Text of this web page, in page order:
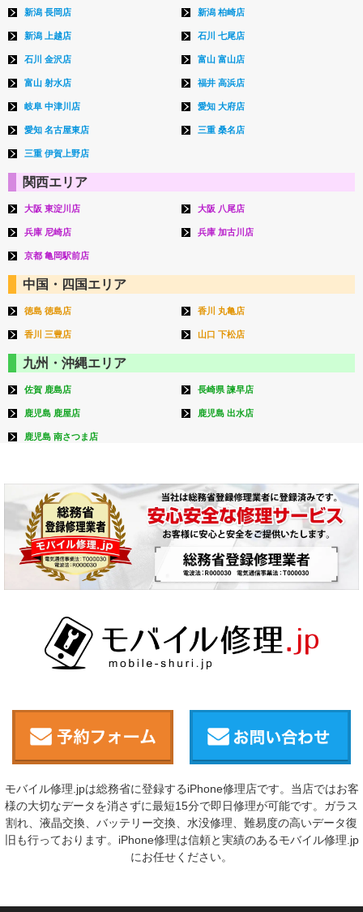
新潟 長岡店 新潟 柏崎店
新潟 上越店 石川 七尾店
石川 金沢店 富山 富山店
富山 射水店 福井 高浜店
岐阜 中津川店 愛知 大府店
愛知 名古屋東店 三重 桑名店
三重 伊賀上野店
関西エリア
大阪 東淀川店 大阪 八尾店
兵庫 尼崎店 兵庫 加古川店
京都 亀岡駅前店
中国・四国エリア
徳島 徳島店 香川 丸亀店
香川 三豊店 山口 下松店
九州・沖縄エリア
佐賀 鹿島店 長崎県 諫早店
鹿児島 鹿屋店 鹿児島 出水店
鹿児島 南さつま店
モバイル修理.jpは総務省に登録するiPhone修理店です。当店ではお客
様の大切なデータを消さずに最短15分で即日修理が可能です。ガラス
割れ、液晶交換、バッテリー交換、水没修理、難易度の高いデータ復
旧も行っております。iPhone修理は信頼と実績のあるモバイル修理.jp
にお任せください。